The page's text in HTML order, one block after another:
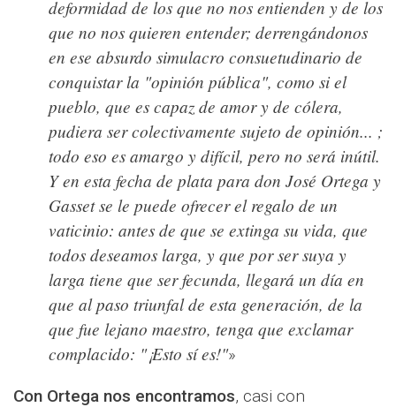
deformidad de los que no nos entienden y de los
que no nos quieren entender; derrengándonos
en ese absurdo simulacro consuetudinario de
conquistar la "opinión pública", como si el
pueblo, que es capaz de amor y de cólera,
pudiera ser colectivamente sujeto de opinión... ;
todo eso es amargo y difícil, pero no será inútil.
Y en esta fecha de plata para don José Ortega y
Gasset se le puede ofrecer el regalo de un
vaticinio: antes de que se extinga su vida, que
todos deseamos larga, y que por ser suya y
larga tiene que ser fecunda, llegará un día en
que al paso triunfal de esta generación, de la
que fue lejano maestro, tenga que exclamar
complacido: "¡Esto sí es!"»
Con Ortega nos encontramos, casi con